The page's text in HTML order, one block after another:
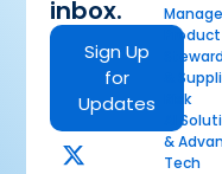
inbox.
Sign Up
for
Updates
Product
&
Risk
AI
&
Tech